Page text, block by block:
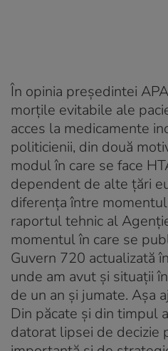
În opinia președintei
morțile evitabile ale
acces la medicamente
politicienii, din două
modul în care se face
dependent de alte țări
diferența între
raportul tehnic al
momentul în care se
Guvern 720 actualizată
unde am avut și situații
de un an și jumate. Așa
Din păcate și din timpul
datorat lipsei de decizie